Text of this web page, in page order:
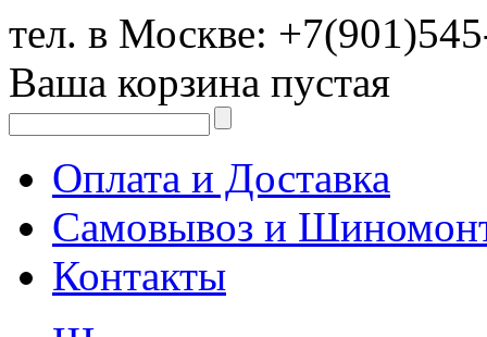
тел. в Москве:
Ваша корзина пустая
Оплата и Доставка
Самовывоз и
Контакты